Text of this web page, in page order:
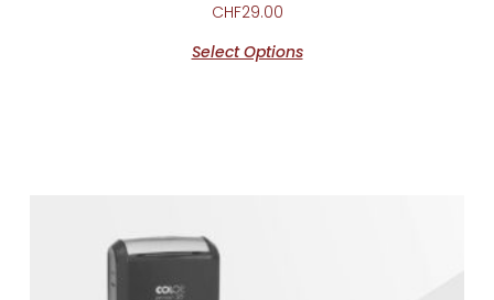
CHF29.00
Select Options